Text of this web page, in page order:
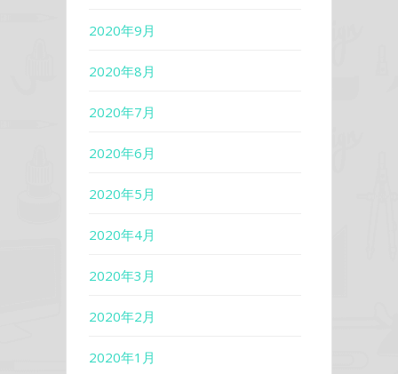
2020年9月
2020年8月
2020年7月
2020年6月
2020年5月
2020年4月
2020年3月
2020年2月
2020年1月